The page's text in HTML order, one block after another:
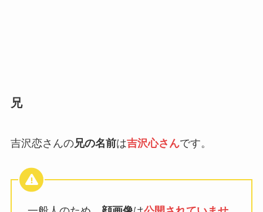
兄
吉沢恋さんの兄の名前は吉沢心さんです。